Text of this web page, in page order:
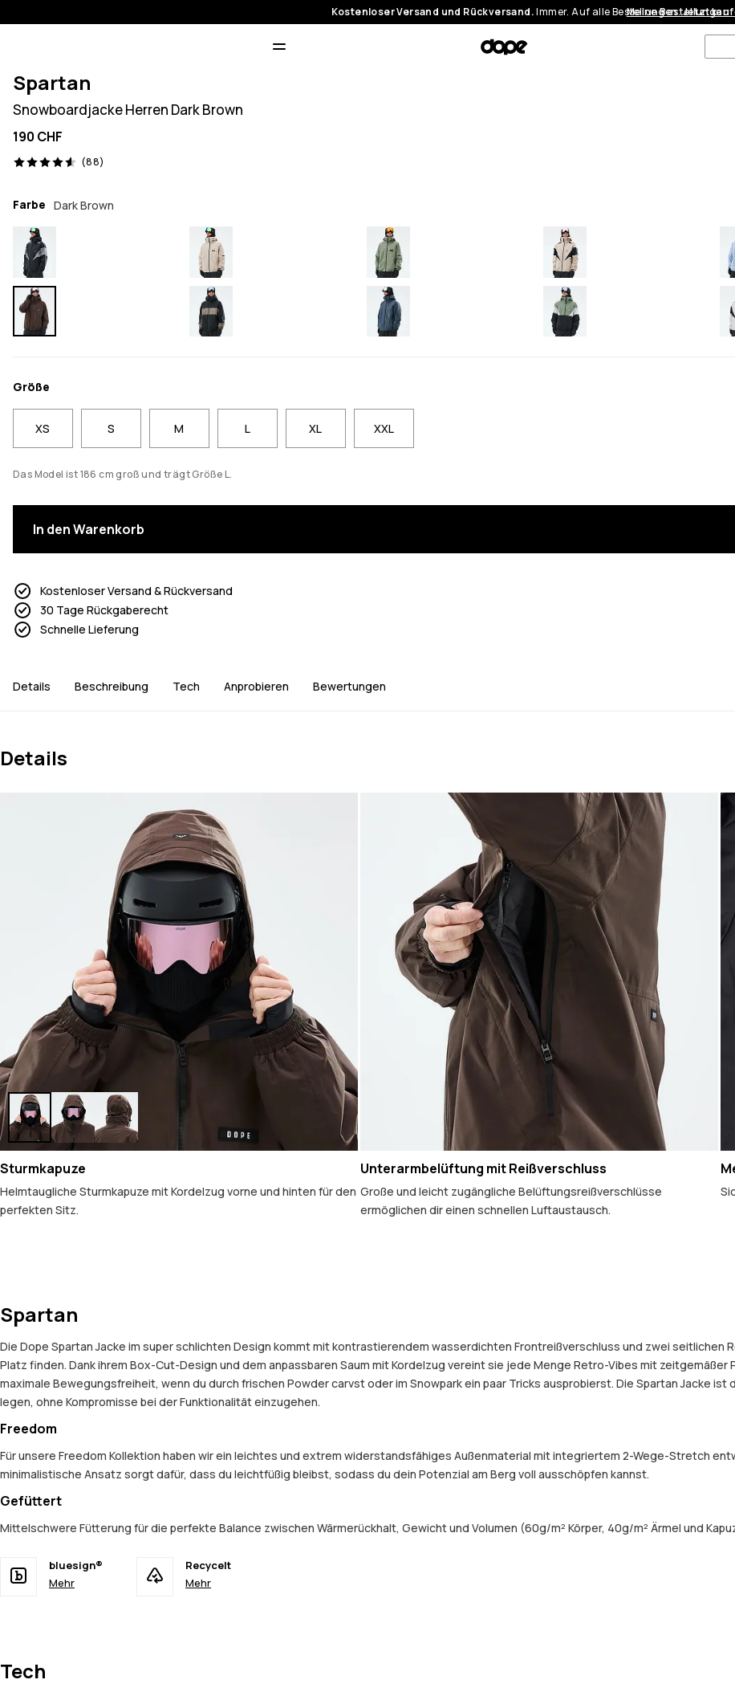
Kostenloser Versand und Rückversand.Immer. Auf alle Bestellungen.Jetzt
Meine Bestellungen
Spartan
Snowboardjacke Herren Dark Brown
190 CHF
(88)
88 Reviews, 4.6/5
Farbe Dark Brown
Größe
XS S M L XL XXL
Das Model ist 186 cm groß und trägt Größe L.
In den Warenkorb
Kostenloser Versand & Rückversand
30 Tage Rückgaberecht
Schnelle Lieferung
Details Beschreibung Tech Anprobieren Bewertungen
Details
Sturmkapuze
Helmtaugliche Sturmkapuze mit Kordelzug vorne und hinten für den
perfekten Sitz.
Unterarmbelüftung mit Reißverschluss
Große und leicht zugängliche Belüftungsreißverschlüsse
ermöglichen dir einen schnellen Luftaustausch.
Spartan
Die Dope Spartan Jacke im super schlichten Design kommt mit kontrastierendem wasserdichten Frontreißverschluss und zwei seitlichen
Platz finden. Dank ihrem Box-Cut-Design und dem anpassbaren Saum mit Kordelzug vereint sie jede Menge Retro-Vibes mit
maximale Bewegungsfreiheit, wenn du durch frischen Powder carvst oder im Snowpark ein paar Tricks ausprobierst. Die Spartan Jacke
legen, ohne Kompromisse bei der Funktionalität einzugehen.
Freedom
Für unsere Freedom Kollektion haben wir ein leichtes und extrem widerstandsfähiges Außenmaterial mit integriertem 2-Wege-Stretch
minimalistische Ansatz sorgt dafür, dass du leichtfüßig bleibst, sodass du dein Potenzial am Berg voll ausschöpfen kannst.
Gefüttert
Mittelschwere Fütterung für die perfekte Balance zwischen Wärmerückhalt, Gewicht und Volumen (60g/m² Körper, 40g/m² Ärmel und
bluesign®
Mehr
Recycelt
Mehr
Tech